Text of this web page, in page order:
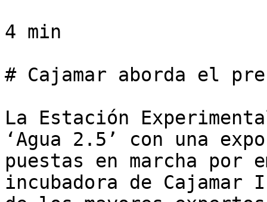
4 min
# Cajamar aborda el
La Estación
‘Agua 2.5’ con una
puestas en marcha por
incubadora de Cajamar